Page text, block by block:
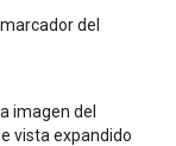
del
imagen del
vista expandido